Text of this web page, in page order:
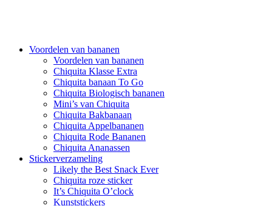
Voordelen van bananen
Voordelen van bananen
Chiquita Klasse Extra
Chiquita banaan To Go
Chiquita Biologisch bananen
Mini’s van Chiquita
Chiquita Bakbanaan
Chiquita Appelbananen
Chiquita Rode Bananen
Chiquita Ananassen
Stickerverzameling
Likely the Best Snack Ever
Chiquita roze sticker
It’s Chiquita O’clock
Kunststickers